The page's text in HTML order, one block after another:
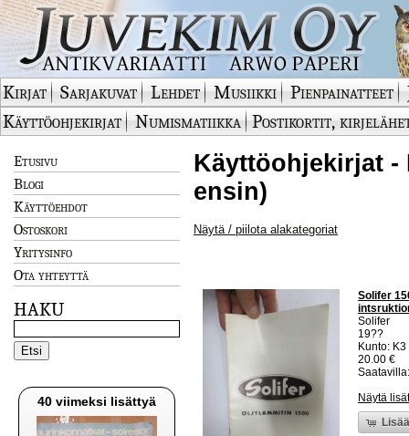
Kirjat Sarjakuvat Lehdet Musiikki Pienpainatteet
Käyttöohjekirjat
Numismatiikka Postikortit,
Etusivu
Blogi
Käyttöehdot
Ostoskori
Yritysinfo
Ota yhteyttä
HAKU
40 viimeksi lisättyä
Käyttöohjekirjat -
ensin)
Näytä / piilota alakategoriat
Solifer
Solifer
19??
Kunto:
20.00 €
Näytä